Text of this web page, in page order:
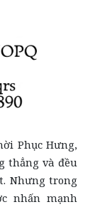
Phục Hưng,
thẳng và đều
Nhưng trong
nhấn mạnh